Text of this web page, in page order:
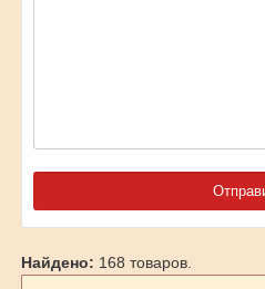
Найдено: 168 товаров.